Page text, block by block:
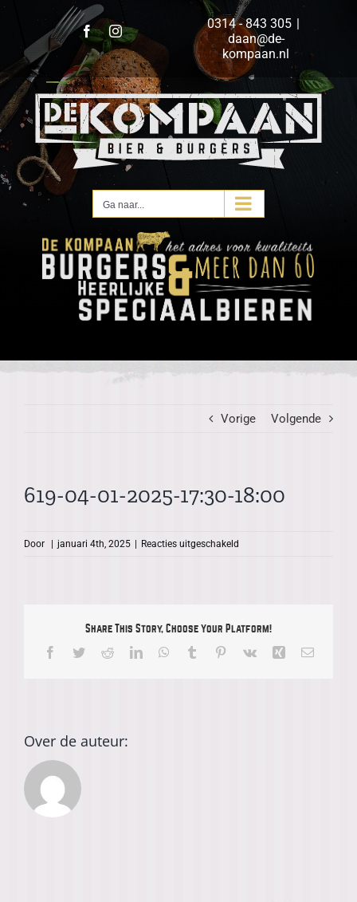
Ga
inhoud
FacebookInstagram 0314 - 843 305 |
daan@de-
kompaan.nl
Ga naar...
Vorige Volgende
619-04-01-2025-17:30-18:00
Door | januari 4th, 2025 | Reacties uitgeschakeld
Share This Story, Choose Your Platform!
Facebook
TwitterRedditLinkedInWhatsApp
Tumblr Pinterest
Vk Xing E-
Over de auteur: